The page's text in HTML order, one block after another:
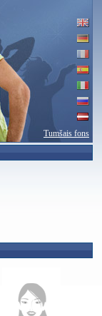
Tumšais fons